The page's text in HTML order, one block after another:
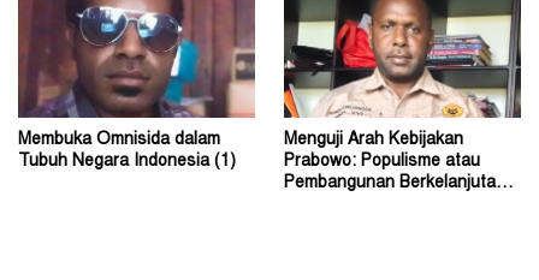
Membuka Omnisida dalam
Tubuh Negara Indonesia (1)
Menguji Arah Kebijakan
Prabowo: Populisme atau
Pembangunan Berkelanjutan?